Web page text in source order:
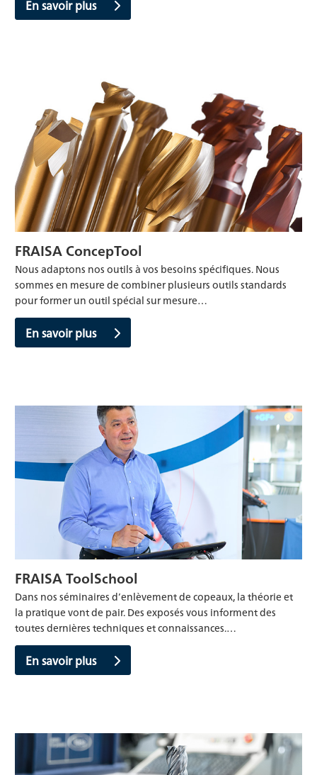
En savoir plus
FRAISA ConcepTool
Nous adaptons nos outils à vos besoins spécifiques. Nous
sommes en mesure de combiner plusieurs outils standards
pour former un outil spécial sur mesure…
En savoir plus
FRAISA ToolSchool
Dans nos séminaires d’enlèvement de copeaux, la théorie et
la pratique vont de pair. Des exposés vous informent des
toutes dernières techniques et connaissances.…
En savoir plus